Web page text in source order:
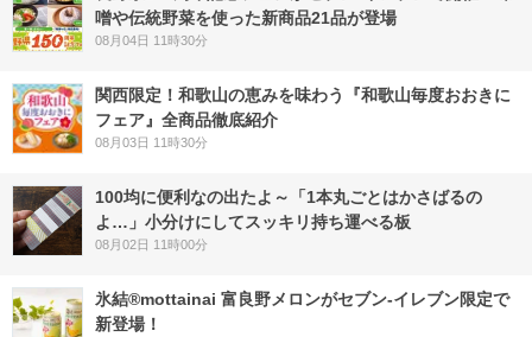
噌や伝統野菜を使った新商品21品が登場
08月04日 11時30分
関西限定！和歌山の恵みを味わう『和歌山毎度おおきに
フェア』全商品徹底紹介
08月03日 11時30分
100均に便利なの出たよ～「1本丸ごとはかさばるの
よ…」小分けにしてスッキリ持ち運べる板
08月02日 11時00分
氷結®mottainai 富良野メロンがセブン‐イレブン限定で
新登場！